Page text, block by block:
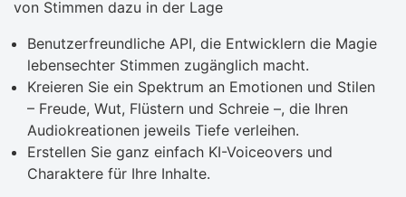
von Stimmen dazu in der Lage
Benutzerfreundliche API, die Entwicklern die Magie
lebensechter Stimmen zugänglich macht.
Kreieren Sie ein Spektrum an Emotionen und Stilen
– Freude, Wut, Flüstern und Schreie –, die Ihren
Audiokreationen jeweils Tiefe verleihen.
Erstellen Sie ganz einfach KI-Voiceovers und
Charaktere für Ihre Inhalte.